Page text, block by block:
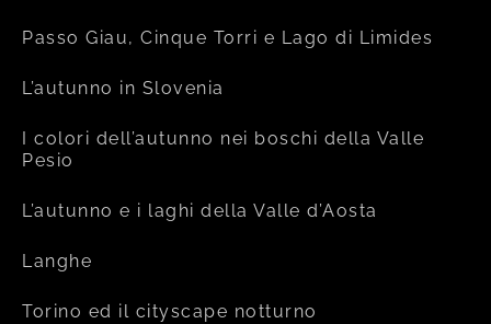
Passo Giau, Cinque Torri e Lago di Limides
L’autunno in Slovenia
I colori dell’autunno nei boschi della Valle
Pesio
L’autunno e i laghi della Valle d’Aosta
Langhe
Torino ed il cityscape notturno